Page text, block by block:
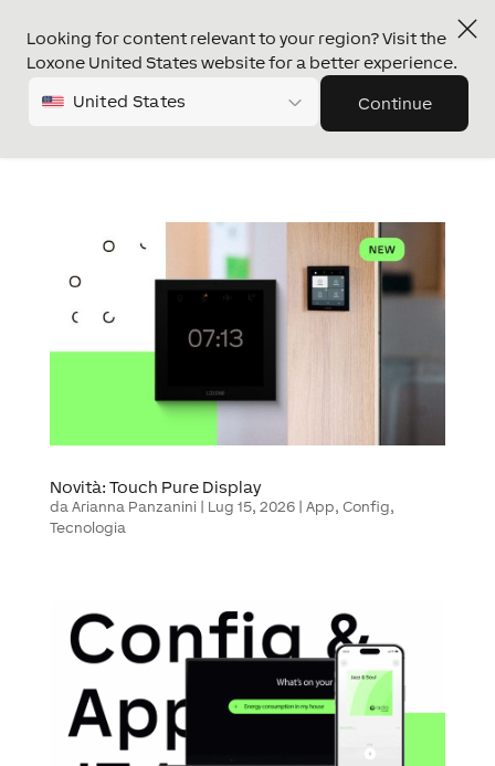
Looking for content relevant to your region? Visit the
Loxone United States website for a better experience.
United States Continue
Novità: Touch Pure Display
da Arianna Panzanini| Lug 15, 2026| App, Config,
Tecnologia